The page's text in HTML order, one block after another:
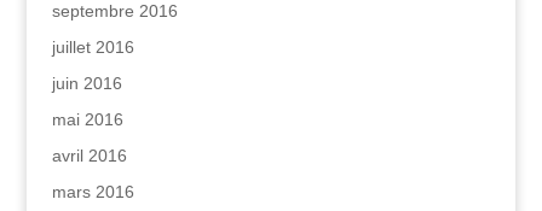
septembre 2016
juillet 2016
juin 2016
mai 2016
avril 2016
mars 2016